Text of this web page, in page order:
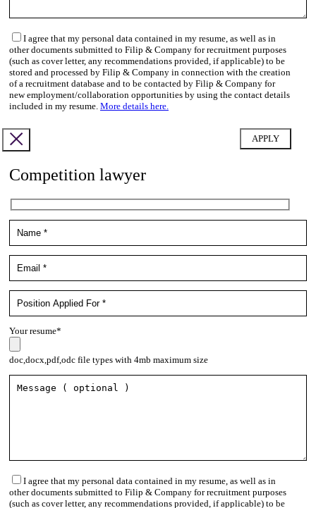
I agree that my personal data contained in my resume, as well as in
other documents submitted to Filip & Company for recruitment purposes
(such as cover letter, any recommendations provided, if applicable) to be
stored and processed by Filip & Company in connection with the creation
of a recruitment database and to be contacted by Filip & Company for
new employment/collaboration opportunities by using the contact details
included in my resume. More details here.
Competition lawyer
Your resume*
doc,docx,pdf,odc file types with 4mb maximum size
I agree that my personal data contained in my resume, as well as in
other documents submitted to Filip & Company for recruitment purposes
(such as cover letter, any recommendations provided, if applicable) to be